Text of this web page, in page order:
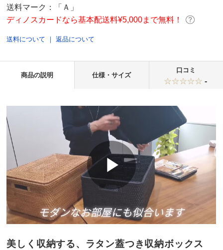
送料マーク：
「Ａ」
ディノスカードなら基本配送料¥5,000まで無料！
送料について ｜返品について
商品の説明 仕様・サイズ
口コミ
-
美しく収納する、ラタン蓋つき収納ボックス